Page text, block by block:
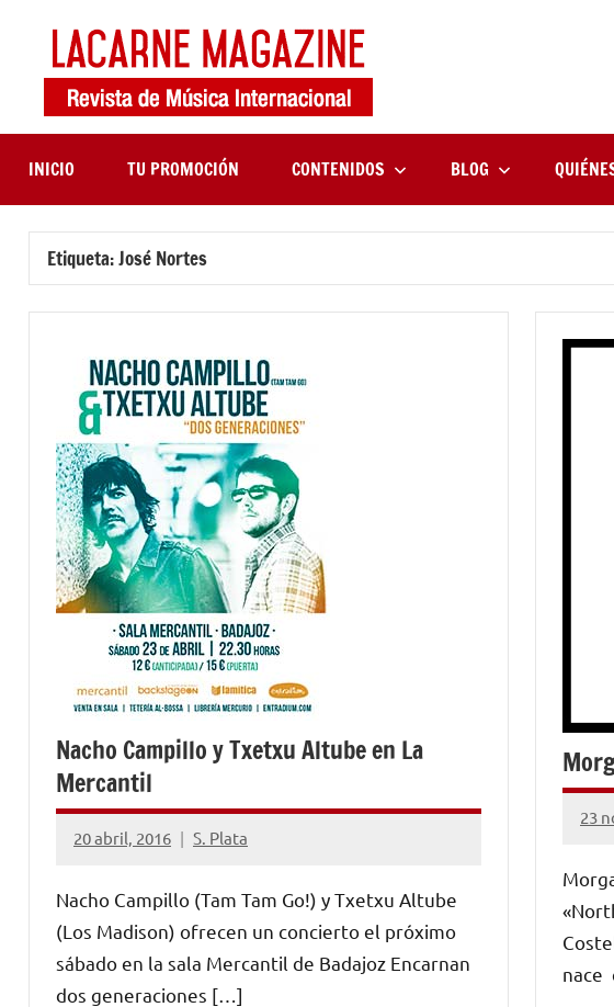
contenido
Magazine
música
internacional
INICIO TU PROMOCIÓN CONTENIDOS BLOG
Etiqueta:José Nortes
Nacho Campillo y Txetxu Altube en La
Mercantil
20 abril, 2016 S. Plata
No
comentarios
Nacho Campillo (Tam Tam Go!) y Txetxu Altube
(Los Madison) ofrecen un concierto el próximo
sábado en la sala Mercantil de Badajoz Encarnan
dos generaciones […]
23
No
nace